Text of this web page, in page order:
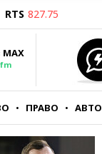
RTS 827.75
MAX
ПРАВО АВТО